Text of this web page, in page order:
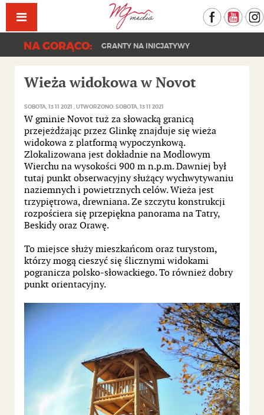
Facebook
NA GORĄCO: GRANTY NA INICJATYWY
Wieża widokowa w Novot
SOBOTA, 13 11 2021 UTWORZONO: SOBOTA, 13 11 2021
W gminie Novot tuż za słowacką granicą
przejeżdżając przez Glinkę znajduje się wieża
widokowa z platformą wypoczynkową.
Zlokalizowana jest dokładnie na Modlowym
Wierchu na wysokości 900 m n.p.m. Dawniej był
tutaj punkt obserwacyjny służący wychwytywaniu
naziemnych i powietrznych celów. Wieża jest
trzypiętrowa, drewniana. Ze szczytu konstrukcji
rozpościera się przepiękna panorama na Tatry,
Beskidy oraz Orawę.
To miejsce służy mieszkańcom oraz turystom,
którzy mogą cieszyć się ślicznymi widokami
pogranicza polsko-słowackiego. To również dobry
punkt orientacyjny.